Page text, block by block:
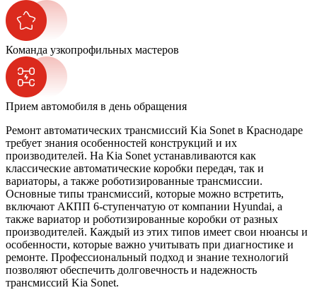
Команда узкопрофильных мастеров
Прием автомобиля в день обращения
Ремонт автоматических трансмиссий Kia Sonet в Краснодаре
требует знания особенностей конструкций и их
производителей. На Kia Sonet устанавливаются как
классические автоматические коробки передач, так и
вариаторы, а также роботизированные трансмиссии.
Основные типы трансмиссий, которые можно встретить,
включают АКПП 6-ступенчатую от компании Hyundai, а
также вариатор и роботизированные коробки от разных
производителей. Каждый из этих типов имеет свои нюансы и
особенности, которые важно учитывать при диагностике и
ремонте. Профессиональный подход и знание технологий
позволяют обеспечить долговечность и надежность
трансмиcсий Kia Sonet.